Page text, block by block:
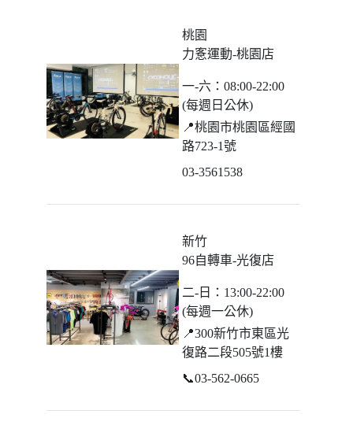
桃園
力愙運動-桃園店
一-六：08:00-22:00
(每週日公休)
📍桃園市桃園區經國
路723-1號
03-3561538
新竹
96自轉車-光復店
二-日：13:00-22:00
(每週一公休)
📍300新竹市東區光
復路二段505號1樓
📞03-562-0665